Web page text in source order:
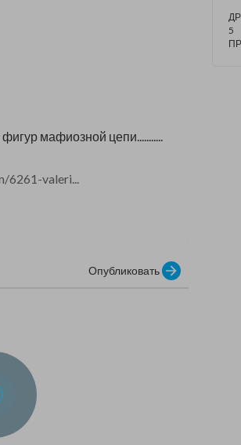
мафиозной цепи...........
6261-valeri...
Опубликовать
5